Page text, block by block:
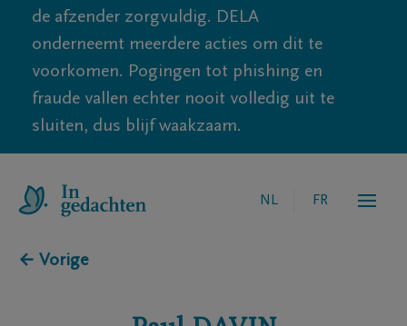
de afzender zorgvuldig. DELA
onderneemt meerdere acties om dit te
voorkomen. Pogingen tot phishing en
fraude vallen echter nooit volledig uit te
sluiten, dus blijf waakzaam.
NL FR
← Vorige